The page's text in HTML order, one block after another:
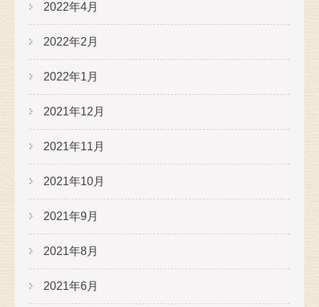
2022年4月
2022年2月
2022年1月
2021年12月
2021年11月
2021年10月
2021年9月
2021年8月
2021年6月